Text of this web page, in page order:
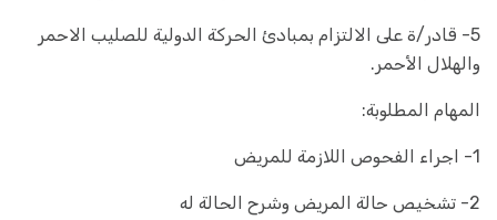
5- قادر/ة على الالتزام بمبادئ الحركة الدولية للصليب الاحمر
والهلال الأحمر.
المهام المطلوبة:
1- اجراء الفحوص اللازمة للمريض
2- تشخيص حالة المريض وشرح الحالة له